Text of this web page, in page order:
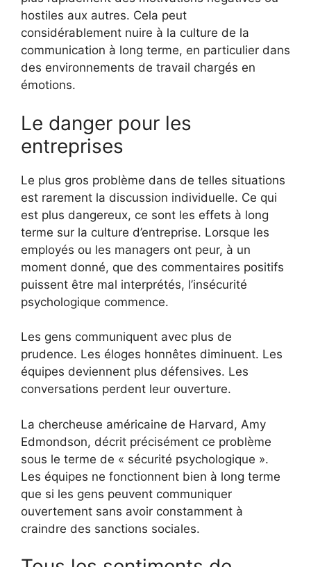
hostiles aux autres. Cela peut
considérablement nuire à la culture de la
communication à long terme, en particulier dans
des environnements de travail chargés en
émotions.
Le danger pour les
entreprises
Le plus gros problème dans de telles situations
est rarement la discussion individuelle. Ce qui
est plus dangereux, ce sont les effets à long
terme sur la culture d’entreprise. Lorsque les
employés ou les managers ont peur, à un
moment donné, que des commentaires positifs
puissent être mal interprétés, l’insécurité
psychologique commence.
Les gens communiquent avec plus de
prudence. Les éloges honnêtes diminuent. Les
équipes deviennent plus défensives. Les
conversations perdent leur ouverture.
La chercheuse américaine de Harvard, Amy
Edmondson, décrit précisément ce problème
sous le terme de « sécurité psychologique ».
Les équipes ne fonctionnent bien à long terme
que si les gens peuvent communiquer
ouvertement sans avoir constamment à
craindre des sanctions sociales.